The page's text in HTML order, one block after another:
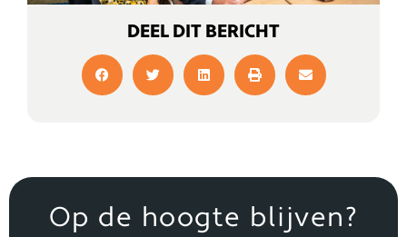
DEEL DIT BERICHT
Op de hoogte blijven?